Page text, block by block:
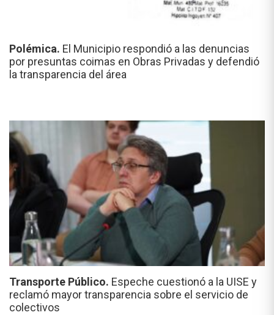
Polémica. El Municipio respondió a las denuncias
por presuntas coimas en Obras Privadas y defendió
la transparencia del área
Transporte Público. Espeche cuestionó a la UISE y
reclamó mayor transparencia sobre el servicio de
colectivos